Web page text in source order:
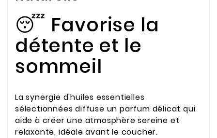
😴 Favorise la
détente et le
sommeil
La synergie d'huiles essentielles
sélectionnées diffuse un parfum délicat qui
aide à créer une atmosphère sereine et
relaxante, idéale avant le coucher.